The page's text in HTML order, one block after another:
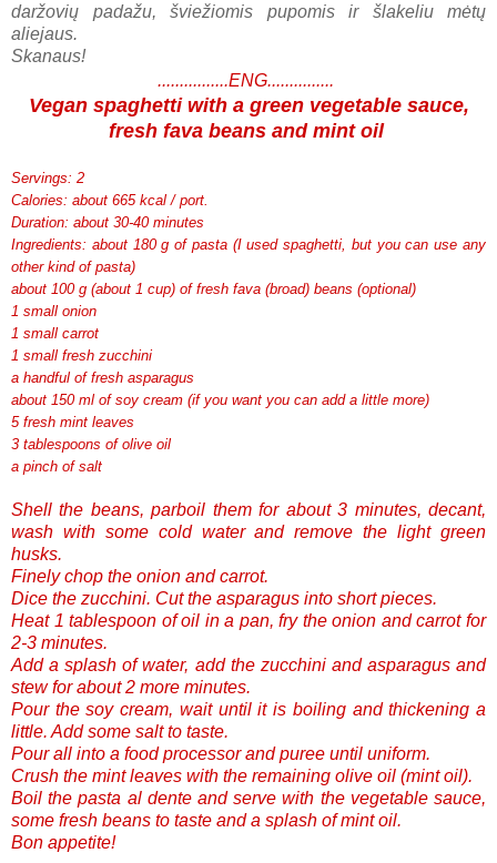
daržovių padažu, šviežiomis pupomis ir šlakeliu mėtų
aliejaus.
Skanaus!
................ENG...............
Vegan spaghetti with a green vegetable sauce,
fresh fava beans and mint oil
Servings: 2
Calories: about 665 kcal / port.
Duration: about 30-40 minutes
Ingredients: about 180 g of pasta (I used spaghetti, but you can use any
other kind of pasta)
about 100 g (about 1 cup) of fresh fava (broad) beans (optional)
1 small onion
1 small carrot
1 small fresh zucchini
a handful of fresh asparagus
about 150 ml of soy cream (if you want you can add a little more)
5 fresh mint leaves
3 tablespoons of olive oil
a pinch of salt
Shell the beans, parboil them for about 3 minutes, decant,
wash with some cold water and remove the light green
husks.
Finely chop the onion and carrot.
Dice the zucchini. Cut the asparagus into short pieces.
Heat 1 tablespoon of oil in a pan, fry the onion and carrot for
2-3 minutes.
Add a splash of water, add the zucchini and asparagus and
stew for about 2 more minutes.
Pour the soy cream, wait until it is boiling and thickening a
little. Add some salt to taste.
Pour all into a food processor and puree until uniform.
Crush the mint leaves with the remaining olive oil (mint oil).
Boil the pasta al dente and serve with the vegetable sauce,
some fresh beans to taste and a splash of mint oil.
Bon appetite!